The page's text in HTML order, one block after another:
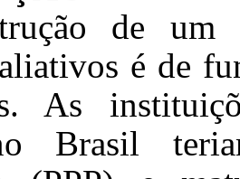
de um
é de
As
Brasil